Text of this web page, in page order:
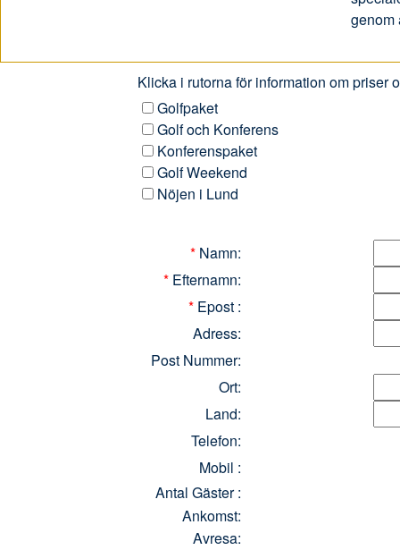
genom
Klicka i rutorna för information om priser
Golfpaket
Golf och Konferens
Konferenspaket
Golf Weekend
Nöjen i Lund
* Namn:
* Efternamn:
* Epost :
Adress:
Post Nummer:
Ort:
Land:
Telefon:
Mobil :
Antal Gäster :
Ankomst:
Avresa: